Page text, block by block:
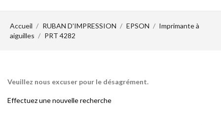
Accueil RUBAN D'IMPRESSION EPSON
Imprimante à
aiguilles
PRT 4282
Veuillez nous excuser pour le désagrément.
Effectuez une nouvelle recherche